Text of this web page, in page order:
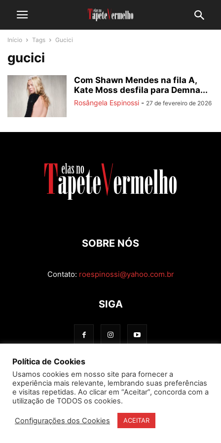
Início Tags Gucici
gucici
Com Shawn Mendes na fila A,
Kate Moss desfila para Demna...
Rosângela Espinossi - 27 de fevereiro de 2026
SOBRE NÓS
Contato: roespinossi@yahoo.com.br
SIGA
Política de Cookies
Usamos cookies em nosso site para fornecer a
experiência mais relevante, lembrando suas preferências
e visitas repetidas. Ao clicar em “Aceitar”, concorda com a
utilização de TODOS os cookies.
Configurações dos Cookies ACEITAR